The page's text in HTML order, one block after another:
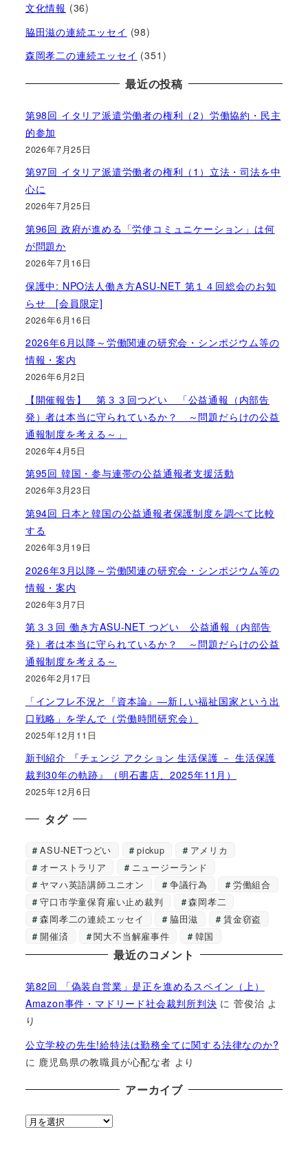
文化情報 (36)
脇田滋の連続エッセイ (98)
森岡孝二の連続エッセイ (351)
最近の投稿
第98回 イタリア派遣労働者の権利（2）労働協約・民主
的参加
2026年7月25日
第97回 イタリア派遣労働者の権利（1）立法・司法を中
心に
2026年7月25日
第96回 政府が進める「労使コミュニケーション」は何
が問題か
2026年7月16日
保護中: NPO法人働き方ASU-NET 第１４回総会のお知
らせ [会員限定]
2026年6月16日
2026年6月以降～労働関連の研究会・シンポジウム等の
情報・案内
2026年6月2日
【開催報告】 第３３回つどい 「公益通報（内部告
発）者は本当に守られているか？ ～問題だらけの公益
通報制度を考える～」
2026年4月5日
第95回 韓国・参与連帯の公益通報者支援活動
2026年3月23日
第94回 日本と韓国の公益通報者保護制度を調べて比較
する
2026年3月19日
2026年3月以降～労働関連の研究会・シンポジウム等の
情報・案内
2026年3月7日
第３３回 働き方ASU-NET つどい 公益通報（内部告
発）者は本当に守られているか？ ～問題だらけの公益
通報制度を考える～
2026年2月17日
「インフレ不況と『資本論』―新しい福祉国家という出
口戦略」を学んで（労働時間研究会）
2025年12月11日
新刊紹介 『チェンジ アクション 生活保護 － 生活保護
裁判30年の軌跡』（明石書店、2025年11月）
2025年12月6日
タグ
ASU-NETつどい pickup
アメリカ
オーストラリア
ニュージーランド
ヤマハ英語講師ユニオン
争議行為
労働組合
守口市学童保育雇い止め裁判
森岡孝二
森岡孝二の連続エッセイ
脇田滋
賃金窃盗
開催済
関大不当解雇事件 韓国
最近のコメント
第82回 「偽装自営業」是正を進めるスペイン（上）
Amazon事件・マドリード社会裁判所判決 に菅俊治 よ
り
公立学校の先生!給特法は勤務全てに関する法律なのか?
に 鹿児島県の教職員が心配な者 より
アーカイブ
ア